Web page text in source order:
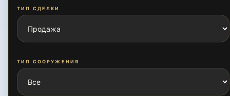
Бешагач
ТИП СДЕЛКИ
ТИП СООРУЖЕНИЯ